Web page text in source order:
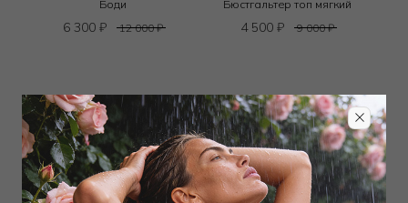
Боди
6 300 ₽ 12 000₽
Бюстгальтер топ мягкий
4 500 ₽ 9 000₽